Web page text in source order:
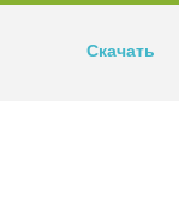
Скачать